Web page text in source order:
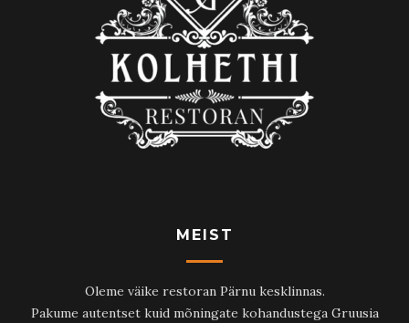
MEIST
Oleme väike restoran Pärnu kesklinnas.
Pakume autentset kuid mõningate kohandustega Gruusia